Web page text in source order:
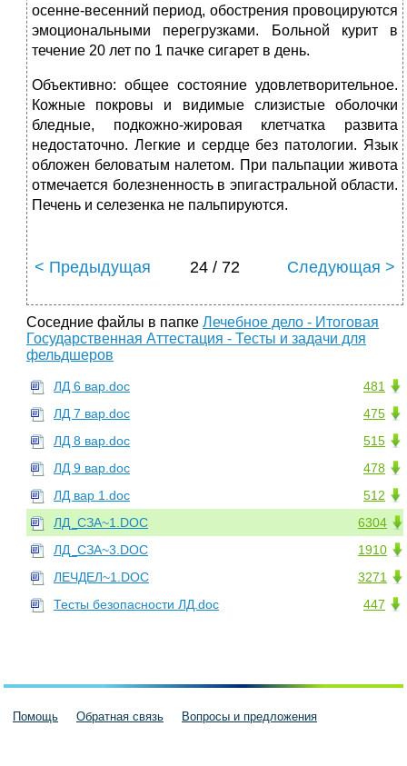
осенне-весенний период, обострения провоцируются
эмоциональными перегрузками. Больной курит в
течение 20 лет по 1 пачке сигарет в день.
Объективно: общее состояние удовлетворительное.
Кожные покровы и видимые слизистые оболочки
бледные, подкожно-жировая клетчатка развита
недостаточно. Легкие и сердце без патологии. Язык
обложен беловатым налетом. При пальпации живота
отмечается болезненность в эпигастральной области.
Печень и селезенка не пальпируются.
< Предыдущая 24 / 72 Следующая >
Соседние файлы в папке Лечебное дело - Итоговая
Государственная Аттестация - Тесты и задачи для
фельдшеров
481
ЛД 6 вар.doc
475
ЛД 7 вар.doc
515
ЛД 8 вар.doc
478
ЛД 9 вар.doc
512
ЛД вар 1.doc
6304
ЛД_СЗА~1.DOC
1910
ЛД_СЗА~3.DOC
3271
ЛЕЧДЕЛ~1.DOC
447
Тесты безопасности ЛД.doc
Помощь Обратная связь Вопросы и предложения